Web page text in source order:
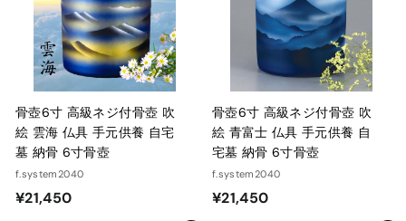
0
0
0
0
骨壺6寸 高級ネジ付骨壺 吹
絵 雲海 仏具 手元供養 自宅
墓 納骨 6寸骨壺
f.system2040
¥21,450¥
骨壺6寸 高級ネジ付骨壺 吹
絵 青富士 仏具 手元供養 自
宅墓 納骨 6寸骨壺
f.system2040
¥21,450¥